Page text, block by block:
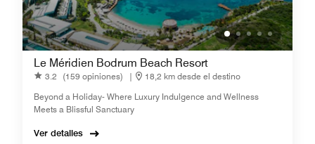
Le Méridien Bodrum Beach Resort
3.2 (159 opiniones) |
18,2 km desde el destino
Beyond a Holiday- Where Luxury Indulgence and Wellness
Meets a Blissful Sanctuary
Ver detalles